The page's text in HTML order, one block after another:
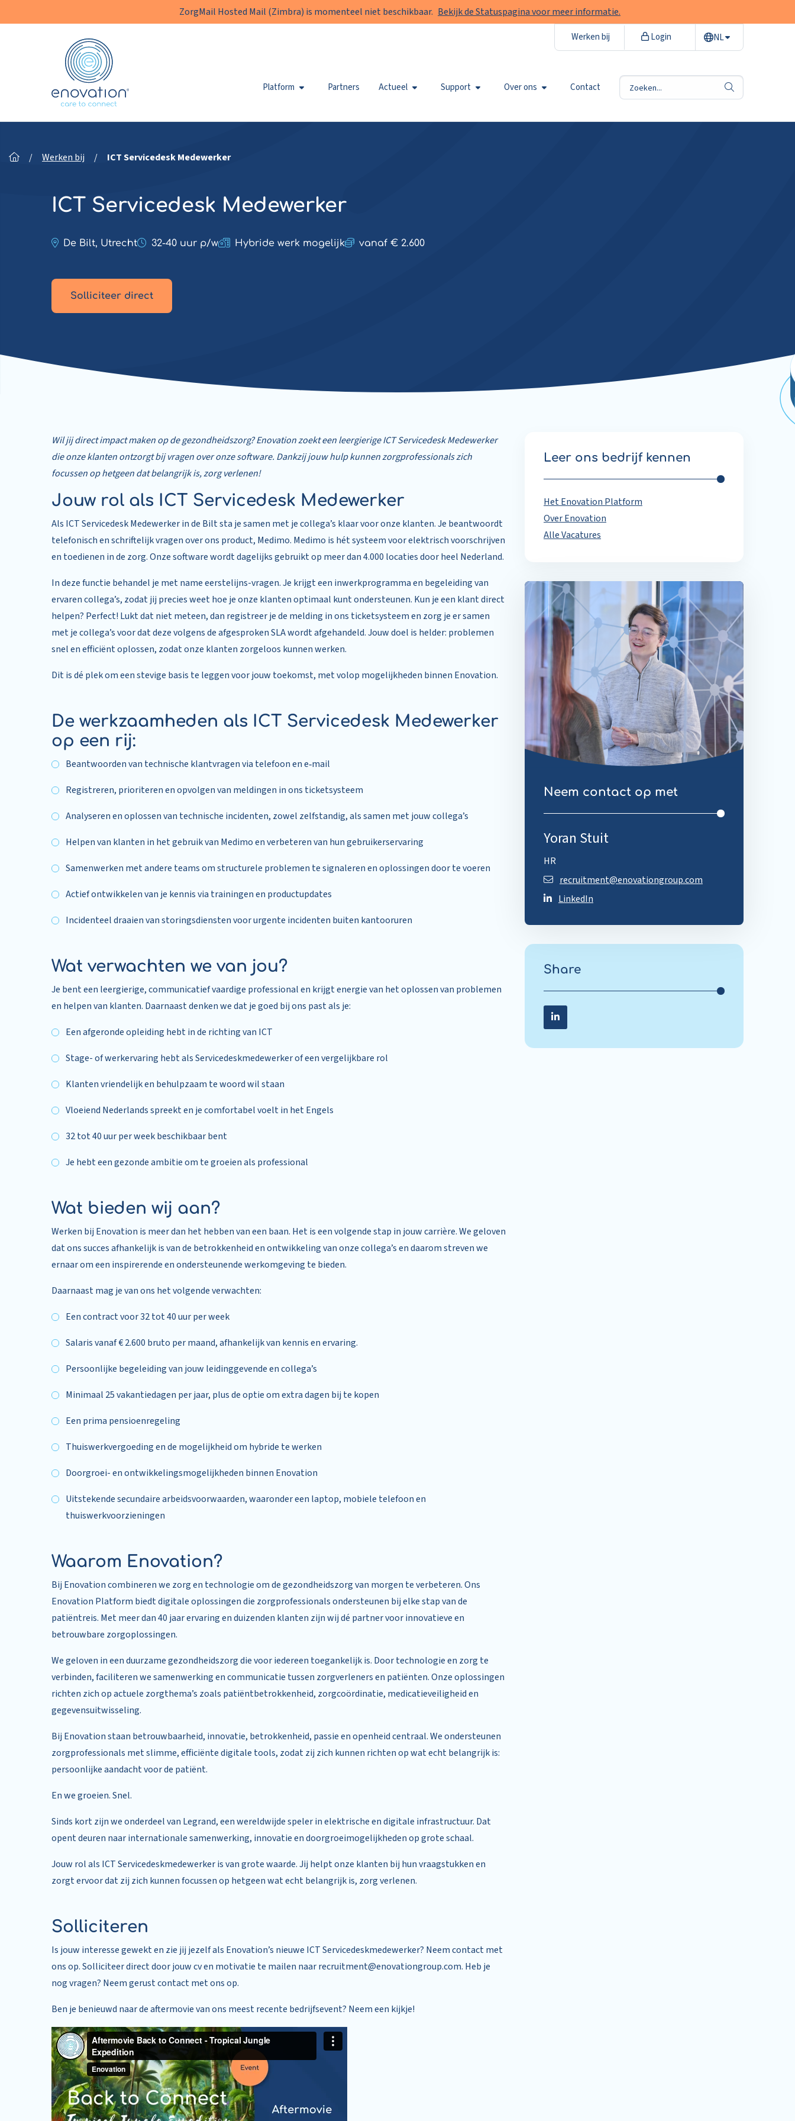
ZorgMail Hosted Mail (Zimbra) is momenteel niet beschikbaar. Bekijk de Statuspagina voor meer informatie.
Enovation
Platform Partners Actueel Support Over ons Contact
zoek
Werken bij Login NL
/ Werken bij / ICT Servicedesk Medewerker
ICT Servicedesk Medewerker
De Bilt, Utrecht 32-40 uur p/w Hybride werk mogelijk vanaf € 2.600
Solliciteer direct
Wil jij direct impact maken op de gezondheidszorg? Enovation zoekt een leergierige ICT Servicedesk Medewerker
die onze klanten ontzorgt bij vragen over onze software. Dankzij jouw hulp kunnen zorgprofessionals zich
focussen op hetgeen dat belangrijk is, zorg verlenen!
Jouw rol als ICT Servicedesk Medewerker
Als ICT Servicedesk Medewerker in de Bilt sta je samen met je collega’s klaar voor onze klanten. Je beantwoordt
telefonisch en schriftelijk vragen over ons product, Medimo. Medimo is hét systeem voor elektrisch voorschrijven
en toedienen in de zorg. Onze software wordt dagelijks gebruikt op meer dan 4.000 locaties door heel Nederland.
In deze functie behandel je met name eerstelijns-vragen. Je krijgt een inwerkprogramma en begeleiding van
ervaren collega’s, zodat jij precies weet hoe je onze klanten optimaal kunt ondersteunen. Kun je een klant direct
helpen? Perfect! Lukt dat niet meteen, dan registreer je de melding in ons ticketsysteem en zorg je er samen
met je collega’s voor dat deze volgens de afgesproken SLA wordt afgehandeld. Jouw doel is helder: problemen
snel en efficiënt oplossen, zodat onze klanten zorgeloos kunnen werken.
Dit is dé plek om een stevige basis te leggen voor jouw toekomst, met volop mogelijkheden binnen Enovation.
De werkzaamheden als ICT Servicedesk Medewerker
op een rij:
Beantwoorden van technische klantvragen via telefoon en e‑mail
Registreren, prioriteren en opvolgen van meldingen in ons ticketsysteem
Analyseren en oplossen van technische incidenten, zowel zelfstandig, als samen met jouw collega’s
Helpen van klanten in het gebruik van Medimo en verbeteren van hun gebruikerservaring
Samenwerken met andere teams om structurele problemen te signaleren en oplossingen door te voeren
Actief ontwikkelen van je kennis via trainingen en productupdates
Incidenteel draaien van storingsdiensten voor urgente incidenten buiten kantooruren
Wat verwachten we van jou?
Je bent een leergierige, communicatief vaardige professional en krijgt energie van het oplossen van problemen
en helpen van klanten. Daarnaast denken we dat je goed bij ons past als je:
Een afgeronde opleiding hebt in de richting van ICT
Stage- of werkervaring hebt als Servicedeskmedewerker of een vergelijkbare rol
Klanten vriendelijk en behulpzaam te woord wil staan
Vloeiend Nederlands spreekt en je comfortabel voelt in het Engels
32 tot 40 uur per week beschikbaar bent
Je hebt een gezonde ambitie om te groeien als professional
Wat bieden wij aan?
Werken bij Enovation is meer dan het hebben van een baan. Het is een volgende stap in jouw carrière. We geloven
dat ons succes afhankelijk is van de betrokkenheid en ontwikkeling van onze collega’s en daarom streven we
ernaar om een inspirerende en ondersteunende werkomgeving te bieden.
Daarnaast mag je van ons het volgende verwachten:
Een contract voor 32 tot 40 uur per week
Salaris vanaf € 2.600 bruto per maand, afhankelijk van kennis en ervaring.
Persoonlijke begeleiding van jouw leidinggevende en collega’s
Minimaal 25 vakantiedagen per jaar, plus de optie om extra dagen bij te kopen
Een prima pensioenregeling
Thuiswerkvergoeding en de mogelijkheid om hybride te werken
Doorgroei- en ontwikkelingsmogelijkheden binnen Enovation
Uitstekende secundaire arbeidsvoorwaarden, waaronder een laptop, mobiele telefoon en
thuiswerkvoorzieningen
Waarom Enovation?
Bij Enovation combineren we zorg en technologie om de gezondheidszorg van morgen te verbeteren. Ons
Enovation Platform biedt digitale oplossingen die zorgprofessionals ondersteunen bij elke stap van de
patiëntreis. Met meer dan 40 jaar ervaring en duizenden klanten zijn wij dé partner voor innovatieve en
betrouwbare zorgoplossingen.
We geloven in een duurzame gezondheidszorg die voor iedereen toegankelijk is. Door technologie en zorg te
verbinden, faciliteren we samenwerking en communicatie tussen zorgverleners en patiënten. Onze oplossingen
richten zich op actuele zorgthema’s zoals patiëntbetrokkenheid, zorgcoördinatie, medicatieveiligheid en
gegevensuitwisseling.
Bij Enovation staan betrouwbaarheid, innovatie, betrokkenheid, passie en openheid centraal. We ondersteunen
zorgprofessionals met slimme, efficiënte digitale tools, zodat zij zich kunnen richten op wat echt belangrijk is:
persoonlijke aandacht voor de patiënt.
En we groeien. Snel.
Sinds kort zijn we onderdeel van Legrand, een wereldwijde speler in elektrische en digitale infrastructuur. Dat
opent deuren naar internationale samenwerking, innovatie en doorgroeimogelijkheden op grote schaal.
Jouw rol als ICT Servicedeskmedewerker is van grote waarde. Jij helpt onze klanten bij hun vraagstukken en
zorgt ervoor dat zij zich kunnen focussen op hetgeen wat echt belangrijk is, zorg verlenen.
Solliciteren
Is jouw interesse gewekt en zie jij jezelf als Enovation’s nieuwe ICT Servicedeskmedewerker? Neem contact met
ons op. Solliciteer direct door jouw cv en motivatie te mailen naar recruitment@enovationgroup.com. Heb je
nog vragen? Neem gerust contact met ons op.
Ben je benieuwd naar de aftermovie van ons meest recente bedrijfsevent? Neem een kijkje!
Leer ons bedrijf kennen
Het Enovation Platform
Over Enovation
Alle Vacatures
Neem contact op met
Yoran Stuit
HR
recruitment@enovationgroup.com
LinkedIn
Share
Share on LinkedIn
Share